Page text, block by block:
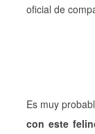
oficial de
Es muy
con este